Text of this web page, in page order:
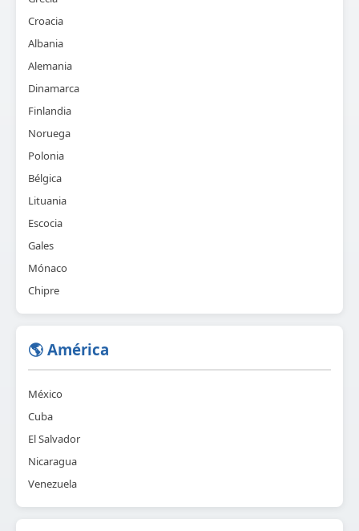
Croacia
Albania
Alemania
Dinamarca
Finlandia
Noruega
Polonia
Bélgica
Lituania
Escocia
Gales
Mónaco
Chipre
🌎 América
México
Cuba
El Salvador
Nicaragua
Venezuela